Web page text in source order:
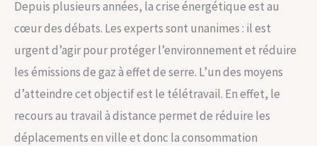
Depuis plusieurs années, la crise énergétique est au
cœur des débats. Les experts sont unanimes : il est
urgent d’agir pour protéger l’environnement et réduire
les émissions de gaz à effet de serre. L’un des moyens
d’atteindre cet objectif est le télétravail. En effet, le
recours au travail à distance permet de réduire les
déplacements en ville et donc la consommation